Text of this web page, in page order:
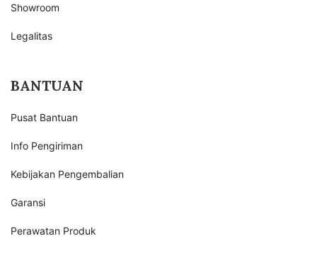
Showroom
Legalitas
BANTUAN
Pusat Bantuan
Info Pengiriman
Kebijakan Pengembalian
Garansi
Perawatan Produk